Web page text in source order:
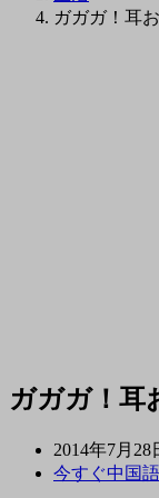
ガガガ！耳
ガガガ！耳
2014年7月28
今すぐ中国